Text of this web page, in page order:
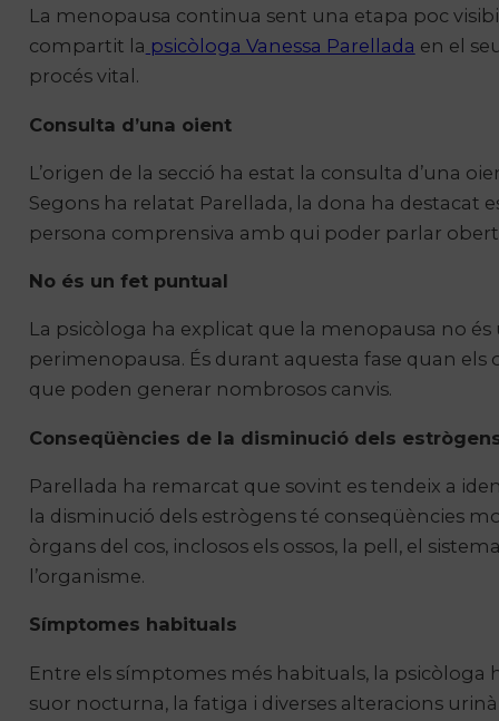
La menopausa continua sent una etapa poc
compartit la psicòloga Vanessa Parellada en el
procés vital.
Consulta d’una oient
L’origen de la secció ha estat la consulta d’una
Segons ha relatat Parellada, la dona ha destacat
persona comprensiva amb qui poder parlar
No és un fet puntual
La psicòloga ha explicat que la menopausa no
perimenopausa. És durant aquesta fase quan
que poden generar nombrosos canvis.
Conseqüències de la disminució dels
Parellada ha remarcat que sovint es tendeix a
la disminució dels estrògens té conseqüències
òrgans del cos, inclosos els ossos, la pell, el
l’organisme.
Símptomes habituals
Entre els símptomes més habituals, la psicòloga
suor nocturna, la fatiga i diverses alteracions